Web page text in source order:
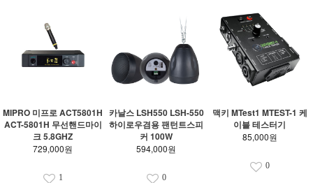
MIPRO 미프로 ACT5801H
ACT-5801H 무선핸드마이
크 5.8GHZ
729,000원
1
카날스 LSH550 LSH-550
하이로우겸용 팬턴트스피
커 100W
594,000원
0
맥키 MTest1 MTEST-1 케
이블 테스터기
85,000원
0